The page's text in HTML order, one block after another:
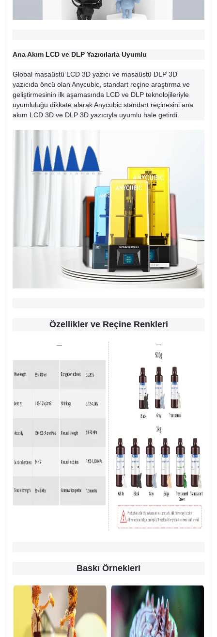
Ana Akım LCD ve DLP Yazıcılarla Uyumlu
Global masaüstü LCD 3D yazıcı ve masaüstü DLP 3D
yazıcıda öncü olan Anycubic, standart reçine araştırma ve
geliştirmesinin ilk aşamasında LCD ve DLP teknolojileriyle
uyumluluğu dikkate alarak Anycubic standart reçinesini ana
akım LCD 3D ve DLP 3D yazıcıyla uyumlu hale getirdi.
Özellikler ve Reçine Renkleri
Baskı Örnekleri